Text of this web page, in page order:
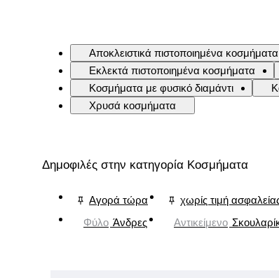
Αποκλειστικά πιστοποιημένα κοσμήματα
Εκλεκτά πιστοποιημένα κοσμήματα
Κοσμήματα με φυσικό διαμάντι
Χρυσά κοσμήματα
Δημοφιλές στην κατηγορία Κοσμήματα
Αγορά τώρα χωρίς τιμή
Φύλο Άνδρες Αντικείμενο